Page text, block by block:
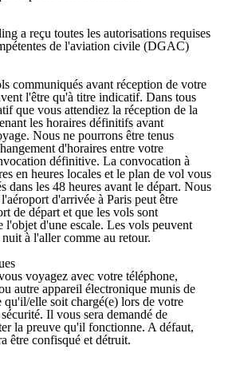
a reçu toutes les autorisations requises
de l'aviation civile (DGAC)
communiqués avant réception de votre
l'être qu'à titre indicatif. Dans tous
que vous attendiez la réception de la
les horaires définitifs avant
Nous ne pourrons être tenus
d'horaires entre votre
définitive. La convocation à
en heures locales et le plan de vol vous
dans les 48 heures avant le départ. Nous
d'arrivée à Paris peut être
de départ et que les vols sont
l'objet d'une escale. Les vols peuvent
à l'aller comme au retour.
voyagez avec votre téléphone,
autre appareil électronique munis de
qu'il/elle soit chargé(e) lors de votre
Il vous sera demandé de
la preuve qu'il fonctionne. A défaut,
être confisqué et détruit.